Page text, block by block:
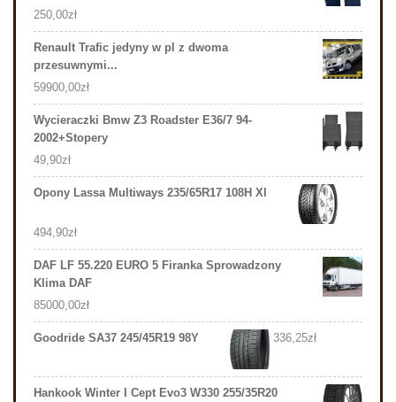
250,00zł
Renault Trafic jedyny w pl z dwoma
przesuwnymi...
59900,00zł
Wycieraczki Bmw Z3 Roadster E36/7 94-
2002+Stopery
49,90zł
Opony Lassa Multiways 235/65R17 108H Xl
494,90zł
DAF LF 55.220 EURO 5 Firanka Sprowadzony
Klima DAF
85000,00zł
Goodride SA37 245/45R19 98Y 336,25zł
Hankook Winter I Cept Evo3 W330 255/35R20